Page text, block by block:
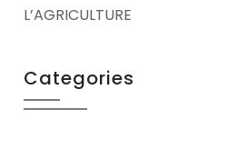
L’AGRICULTURE
Categories